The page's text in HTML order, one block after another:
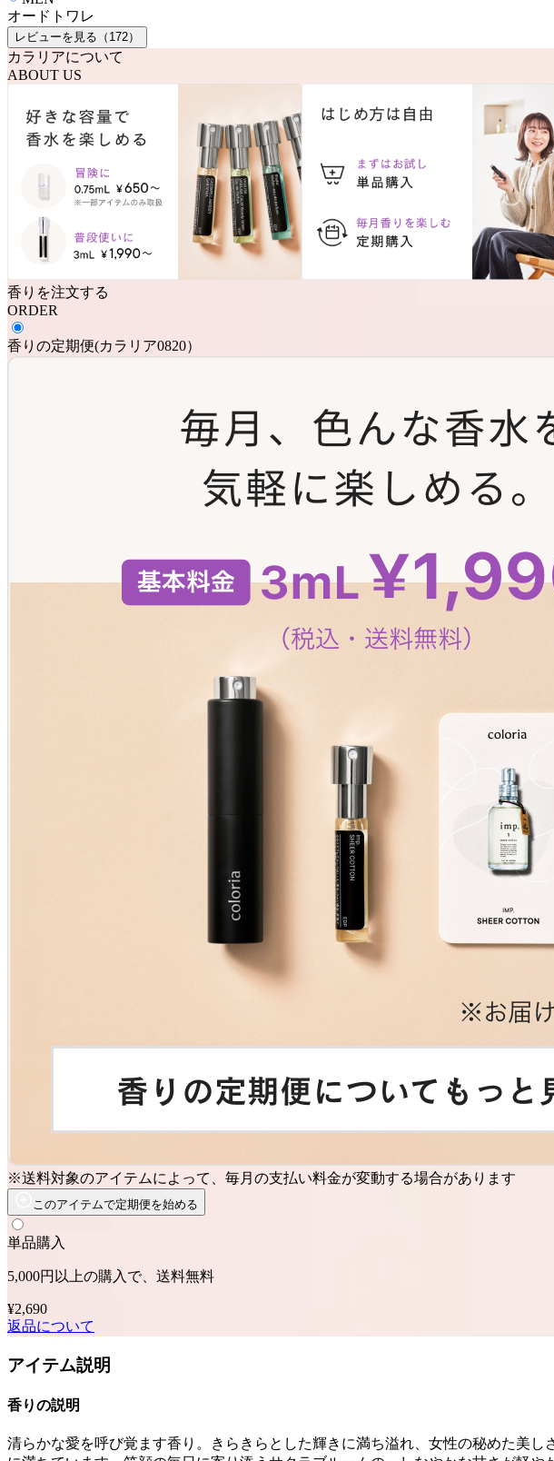
オードトワレ
レビューを見る（ 172）
カラリアについて
ABOUT US
香りを注文する
ORDER
香りの定期便(カラリア0820）
※送料対象のアイテムによって、毎月の支払い料金が変動する場合があります
このアイテムで定期便を始める
単品購入
5,000円以上の購入で、送料無料
¥2,690
返品について
アイテム説明
香りの説明
清らかな愛を呼び覚ます香り。きらきらとした輝きに満ち溢れ、女性の秘めた美